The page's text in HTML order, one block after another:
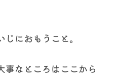
におもうこと。
事なところはここから